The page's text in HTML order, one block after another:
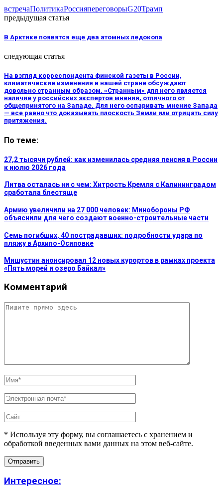
встречаПолитикаРоссияпереговорыG20Трамп
предыдущая статья
В Арктике появятся еще два атомных ледокола
следующая статья
На взгляд корреспондента финской газеты в России,
климатические изменения в нашей стране обсуждают
довольно странным образом. «Странным» для него является
наличие у российских экспертов мнения, отличного от
общепринятого на Западе. Для него оспаривать мнение Запада
— все равно что доказывать плоскость Земли или отрицать силу
притяжения.
По теме:
27,2 тысячи рублей: как изменилась средняя пенсия в России
к июлю 2026 года
Литва осталась ни с чем: Хитрость Кремля с Калининградом
сработала блестяще
Армию увеличили на 27 000 человек: Минобороны РФ
объяснили для чего создают военно-строительные части
Семь погибших, 40 пострадавших: подробности удара по
пляжу в Архипо-Осиповке
Мишустин анонсировал 12 новых курортов в рамках проекта
«Пять морей и озеро Байкал»
Комментарий
* Используя эту форму, вы соглашаетесь с хранением и
обработкой введенных вами данных на этом веб-сайте.
Интересное: